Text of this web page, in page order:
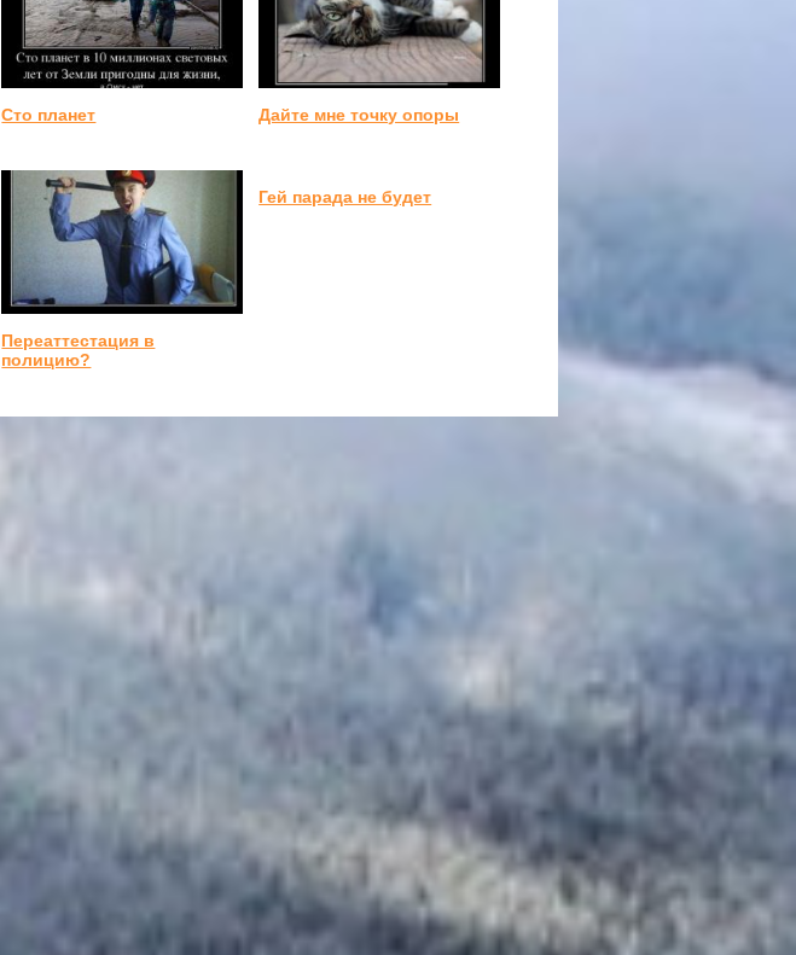
Сто планет Дайте мне точку опоры
Переаттестация в
полицию?
Гей парада не будет